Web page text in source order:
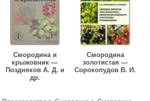
Смородина и
крыжовник —
Поздняков А. Д. и
др.
Смородина
золотистая —
Сорокопудов В. И.